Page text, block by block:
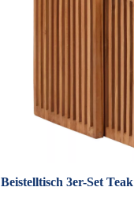
Beistelltisch 3er-Set Teak